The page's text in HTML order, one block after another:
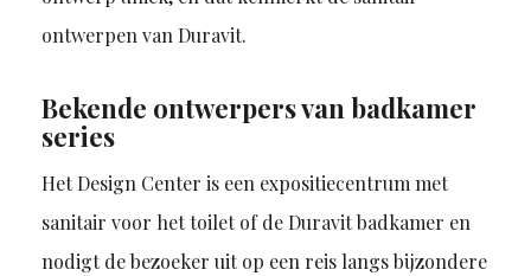
ontwerpen van Duravit.
Bekende ontwerpers van badkamer
series
Het Design Center is een expositiecentrum met
sanitair voor het toilet of de Duravit badkamer en
nodigt de bezoeker uit op een reis langs bijzondere